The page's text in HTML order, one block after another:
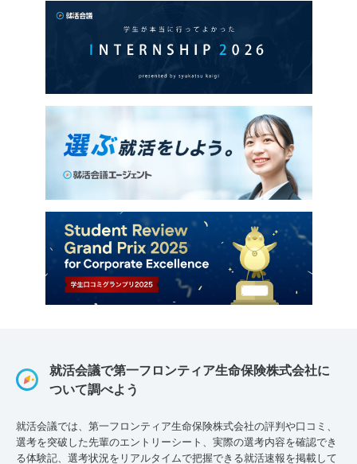
就活会議で第一フロンティア生命保険株式会社に
ついて調べよう
就活会議では、第一フロンティア生命保険株式会社の評判や口コミ、
選考を突破した先輩のエントリーシート、実際の選考内容を確認でき
る体験記、選考状況をリアルタイムで把握できる就活速報を掲載して